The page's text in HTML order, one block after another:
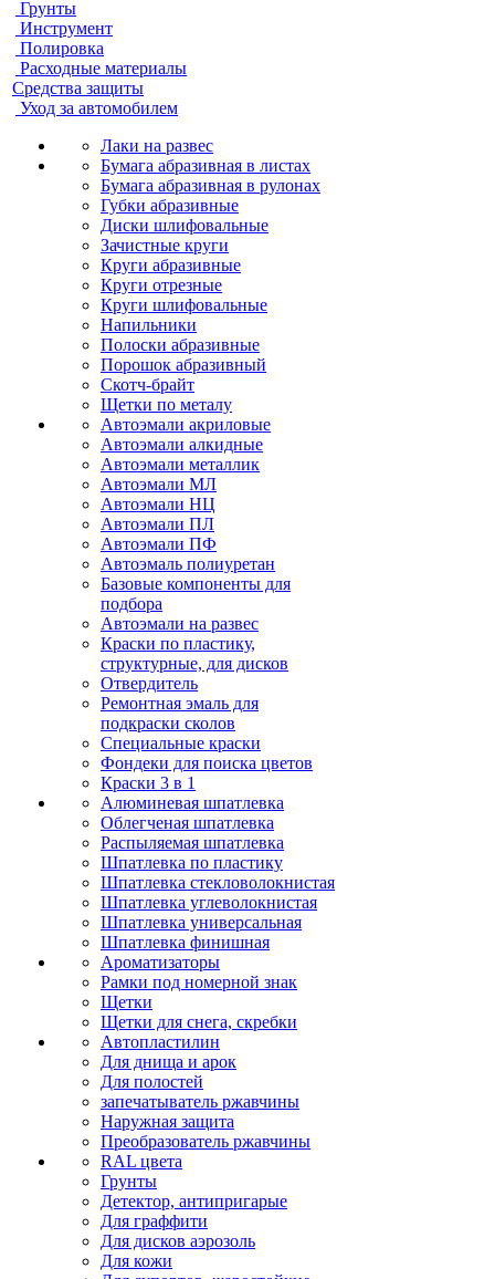
Грунты
Инструмент
Полировка
Расходные материалы
Средства защиты
Уход за автомобилем
Лаки на развес
Бумага абразивная в листах
Бумага абразивная в рулонах
Губки абразивные
Диски шлифовальные
Зачистные круги
Круги абразивные
Круги отрезные
Круги шлифовальные
Напильники
Полоски абразивные
Порошок абразивный
Скотч-брайт
Щетки по металу
Автоэмали акриловые
Автоэмали алкидные
Автоэмали металлик
Автоэмали МЛ
Автоэмали НЦ
Автоэмали ПЛ
Автоэмали ПФ
Автоэмаль полиуретан
Базовые компоненты для
подбора
Автоэмали на развес
Краски по пластику,
структурные, для дисков
Отвердитель
Ремонтная эмаль для
подкраски сколов
Специальные краски
Фондеки для поиска цветов
Краски 3 в 1
Алюминевая шпатлевка
Облегченая шпатлевка
Распыляемая шпатлевка
Шпатлевка по пластику
Шпатлевка стекловолокнистая
Шпатлевка углеволокнистая
Шпатлевка универсальная
Шпатлевка финишная
Ароматизаторы
Рамки под номерной знак
Щетки
Щетки для снега, скребки
Автопластилин
Для днища и арок
Для полостей
запечатыватель ржавчины
Наружная защита
Преобразователь ржавчины
RAL цвета
Грунты
Детектор, антипригарые
Для граффити
Для дисков аэрозоль
Для кожи